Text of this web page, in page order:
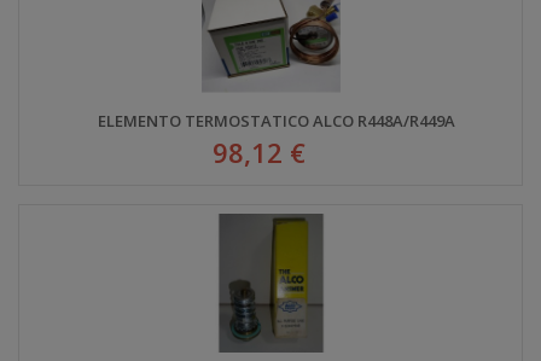
ELEMENTO TERMOSTATICO ALCO R448A/R449A
98,12 €